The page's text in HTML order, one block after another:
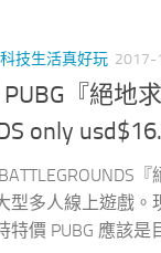
科技生活真好玩 2017-
『絕地
only
型多人線上遊戲
特價 PUBG 應該